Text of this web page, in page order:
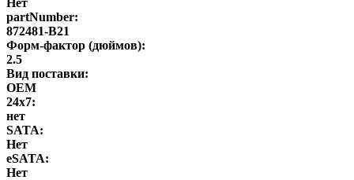
partNumber:
872481-B21
Форм-фактор (дюймов):
2.5
Вид поставки:
OEM
24x7:
нет
SATA:
Нет
eSATA:
Нет